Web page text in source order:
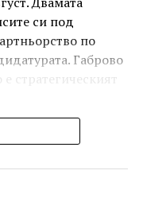
си под
по
Габрово
стратегическият